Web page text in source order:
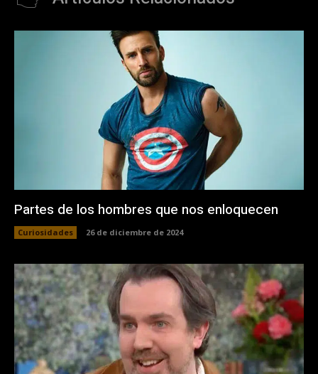
Partes de los hombres que nos enloquecen
Curiosidades 26 de diciembre de 2024